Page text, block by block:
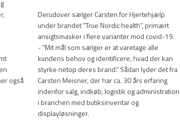
også
Derudover sælger Carsten for Hjertehjælp
under brandet ”True Nordic health”, primært
ansigtsmasker i flere varianter mod covid-19.
- ”Mit mål som sælger er at varetage alle
kundens behov og identificere, hvad der kan
styrke netop deres brand.” Sådan lyder det fra
Carsten Meisner, der har ca. 30 års erfaring
indenfor salg, indkøb, logistik og administration
i branchen med butiksinventar og
displayløsninger.